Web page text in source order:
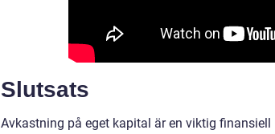
Slutsats
Avkastning på eget kapital är en viktig